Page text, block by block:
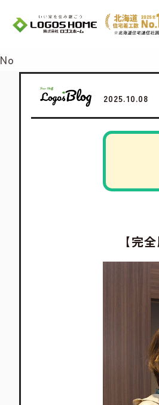
2025.10.08
【完
Cookie を使用して、お客
No